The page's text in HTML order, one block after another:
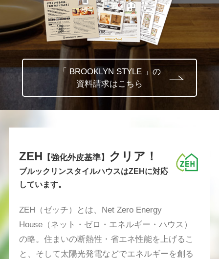
「 BROOKLYN STYLE 」の
資料請求はこちら
ZEH 【強化外皮基準】 クリア！
ブルックリンスタイルハウスはZEHに対応
しています。
ZEH（ゼッチ）とは、Net Zero Energy
House（ネット・ゼロ・エネルギー・ハウス）
の略。住まいの断熱性・省エネ性能を上げるこ
と、そして太陽光発電などでエネルギーを創る